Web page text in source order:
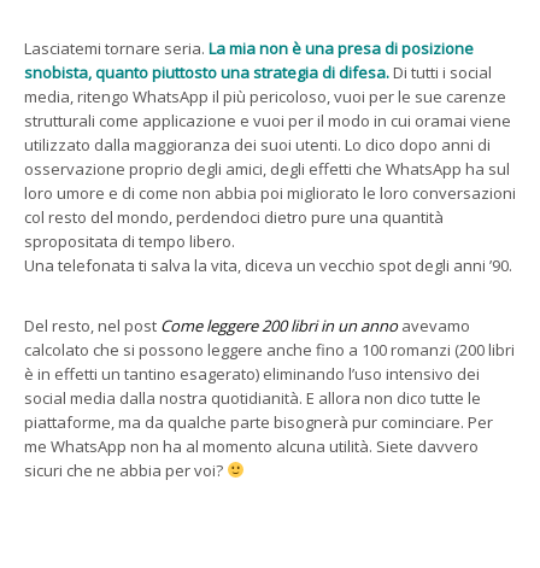
Lasciatemi tornare seria. La mia non è una presa di posizione
snobista, quanto piuttosto una strategia di difesa.Di tutti i social
media, ritengo WhatsApp il più pericoloso, vuoi per le sue carenze
strutturali come applicazione e vuoi per il modo in cui oramai viene
utilizzato dalla maggioranza dei suoi utenti. Lo dico dopo anni di
osservazione proprio degli amici, degli effetti che WhatsApp ha sul
loro umore e di come non abbia poi migliorato le loro conversazioni
col resto del mondo, perdendoci dietro pure una quantità
spropositata di tempo libero.
Una telefonata ti salva la vita, diceva un vecchio spot degli anni ’90.
Del resto, nel post Come leggere 200 libri in un annoavevamo
calcolato che si possono leggere anche fino a 100 romanzi (200 libri
è in effetti un tantino esagerato) eliminando l’uso intensivo dei
social media dalla nostra quotidianità. E allora non dico tutte le
piattaforme, ma da qualche parte bisognerà pur cominciare. Per
me WhatsApp non ha al momento alcuna utilità. Siete davvero
sicuri che ne abbia per voi?